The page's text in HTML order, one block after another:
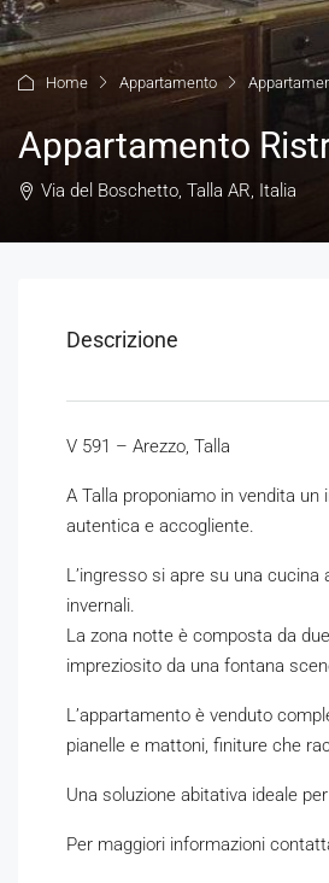
Home Appartamento
Appartamento
Via del Boschetto, Talla AR, Italia
Descrizione
V 591 – Arezzo, Talla
A Talla proponiamo in vendita
autentica e accogliente.
L’ingresso si apre su una
invernali.
La zona notte è composta da
impreziosito da una fontana
L’appartamento è venduto
pianelle e mattoni, finiture che
Una soluzione abitativa ideale
Per maggiori informazioni